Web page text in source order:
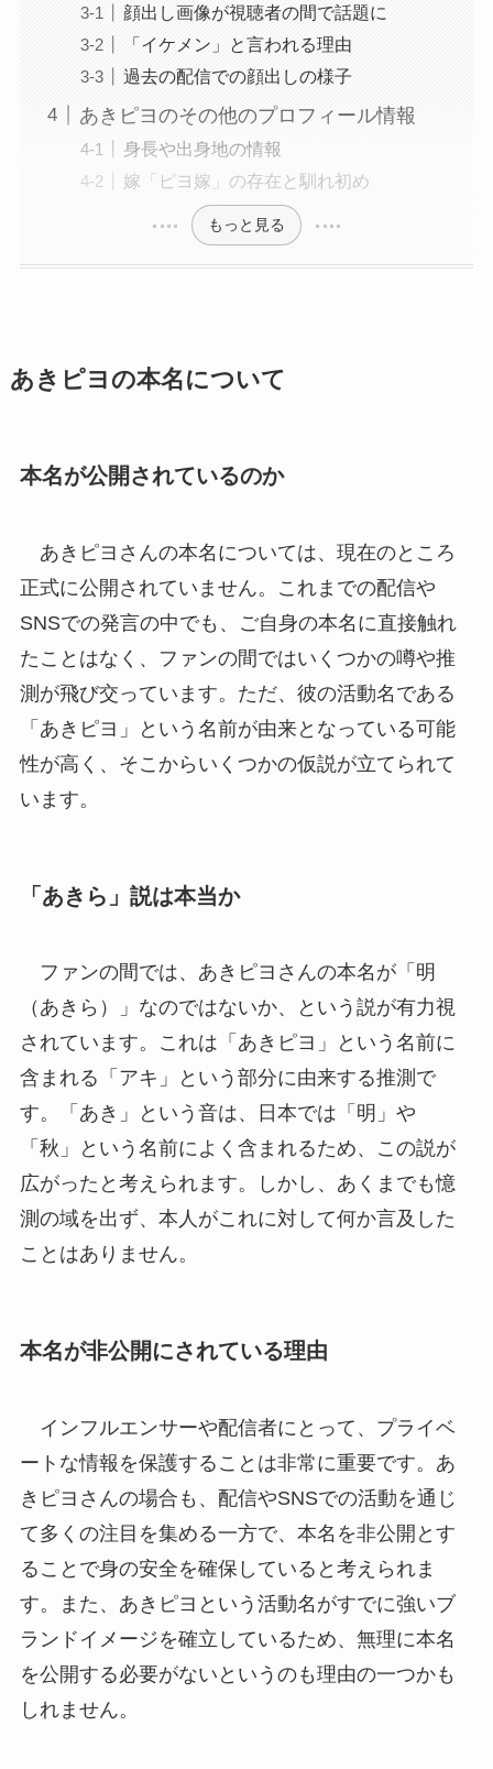
顔出し画像が視聴者の間で話題に
「イケメン」と言われる理由
過去の配信での顔出しの様子
あきピヨのその他のプロフィール情報
身長や出身地の情報
嫁「ピヨ嫁」の存在と馴れ初め
もっと見る
あきピヨの本名について
本名が公開されているのか
あきピヨさんの本名については、現在のところ
正式に公開されていません。これまでの配信や
SNSでの発言の中でも、ご自身の本名に直接触れ
たことはなく、ファンの間ではいくつかの噂や推
測が飛び交っています。ただ、彼の活動名である
「あきピヨ」という名前が由来となっている可能
性が高く、そこからいくつかの仮説が立てられて
います。
「あきら」説は本当か
ファンの間では、あきピヨさんの本名が「明
（あきら）」なのではないか、という説が有力視
されています。これは「あきピヨ」という名前に
含まれる「アキ」という部分に由来する推測で
す。「あき」という音は、日本では「明」や
「秋」という名前によく含まれるため、この説が
広がったと考えられます。しかし、あくまでも憶
測の域を出ず、本人がこれに対して何か言及した
ことはありません。
本名が非公開にされている理由
インフルエンサーや配信者にとって、プライベ
ートな情報を保護することは非常に重要です。あ
きピヨさんの場合も、配信やSNSでの活動を通じ
て多くの注目を集める一方で、本名を非公開とす
ることで身の安全を確保していると考えられま
す。また、あきピヨという活動名がすでに強いブ
ランドイメージを確立しているため、無理に本名
を公開する必要がないというのも理由の一つかも
しれません。